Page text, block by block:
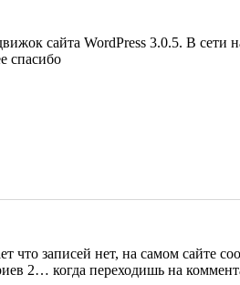
сайта WordPress 3.0.5. В сети
спасибо
что записей нет, на самом сайте
2… когда переходишь на